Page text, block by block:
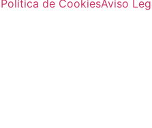
Política de CookiesAviso